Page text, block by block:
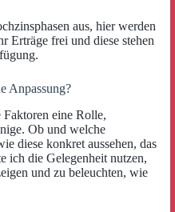
aus, hier werden
Erträge frei und diese stehen
Anpassung?
Faktoren eine Rolle,
Ob und welche
diese konkret aussehen, das
ich die Gelegenheit nutzen,
und zu beleuchten, wie